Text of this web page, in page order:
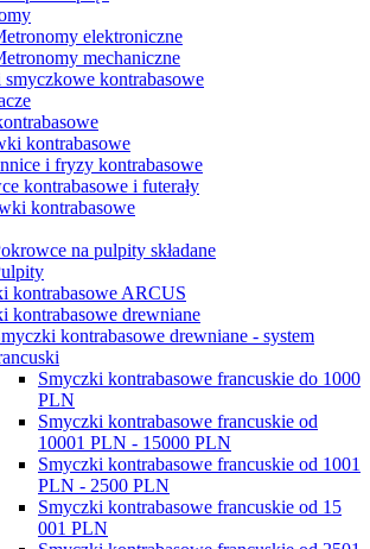
elektroniczne
mechaniczne
smyczkowe kontrabasowe
kontrabasowe
i fryzy kontrabasowe
kontrabasowe i futerały
kontrabasowe
na pulpity składane
kontrabasowe ARCUS
kontrabasowe drewniane
kontrabasowe drewniane - system
Smyczki kontrabasowe francuskie do 1000
PLN
Smyczki kontrabasowe francuskie od
10001 PLN - 15000 PLN
Smyczki kontrabasowe francuskie od 1001
PLN - 2500 PLN
Smyczki kontrabasowe francuskie od 15
001 PLN